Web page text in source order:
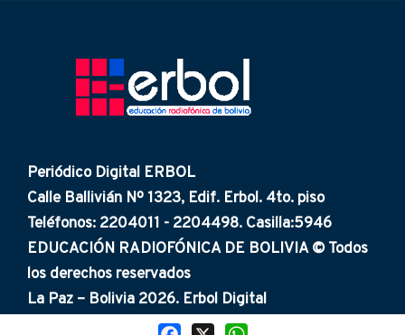
Periódico Digital ERBOL
Calle Ballivián Nº 1323, Edif. Erbol. 4to. piso
Teléfonos: 2204011 - 2204498. Casilla:5946
EDUCACIÓN RADIOFÓNICA DE BOLIVIA © Todos
los derechos reservados
La Paz – Bolivia 2026. Erbol Digital